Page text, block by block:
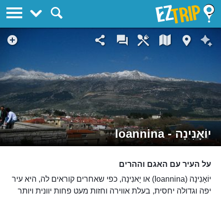
יוֹאָנִינָה - Ioannina
על העיר עם האגם וההרים
יוֹאָנִינָה (Ioannina) או יָאנִינָה, כפי שאחרים קוראים לה, היא עיר
יפה וגדולה יחסית, בעלת אווירה וחזות מעט פחות יוונית ויותר
EZTrip